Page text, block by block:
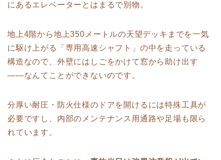
にあるエレベーターとはまるで別物。
地上4階から地上350メートルの天望デッキまでを一気
に駆け上がる「専用高速シャフト」の中を走っている
構造なので、外壁にはしごをかけて窓から助け出す
——なんてことができないのです。
分厚い耐圧・防火仕様のドアを開けるには特殊工具が
必要ですし、内部のメンテナンス用通路や足場も限ら
れています。